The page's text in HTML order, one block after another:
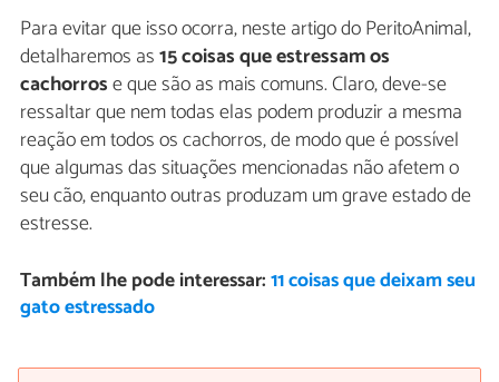
Para evitar que isso ocorra, neste artigo do PeritoAnimal,
detalharemos as15 coisas que estressam os
cachorrose que são as mais comuns. Claro, deve-se
ressaltar que nem todas elas podem produzir a mesma
reação em todos os cachorros, de modo que é possível
que algumas das situações mencionadas não afetem o
seu cão, enquanto outras produzam um grave estado de
estresse.
Também lhe pode interessar:11 coisas que deixam seu
gato estressado